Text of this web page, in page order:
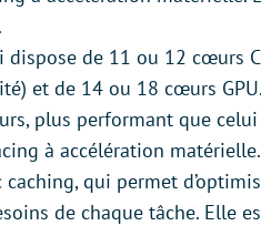
dispose de 11 ou 12 cœurs
et de 14 ou 18 cœurs
plus performant que
à accélération
qui permet
de chaque tâche. Elle